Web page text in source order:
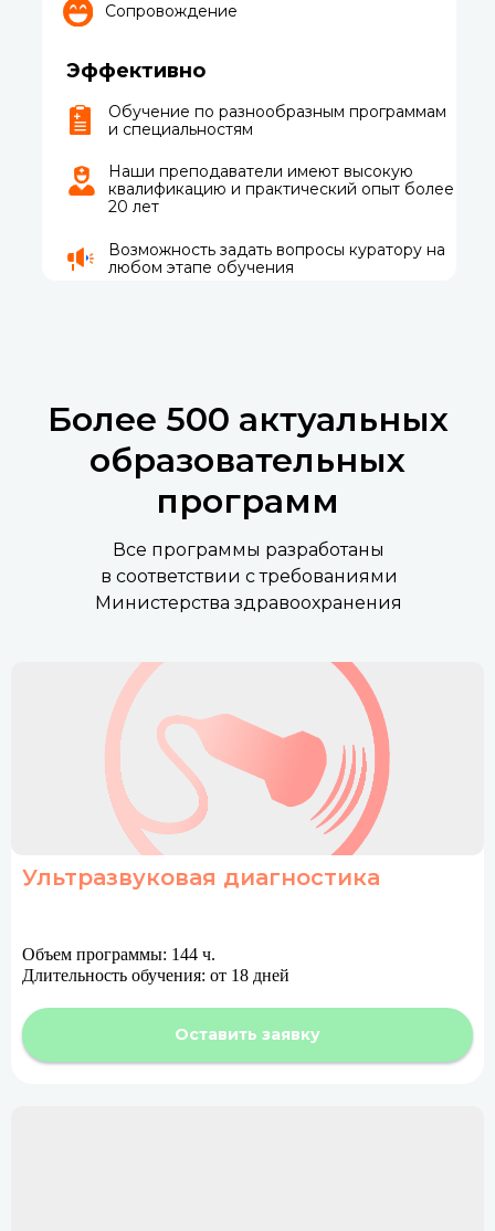
Возможность задать вопросы куратору на
любом этапе обучения
Сопровождение
Обучение по разнообразным программам
и специальностям
Эффективно
Наши преподаватели имеют высокую
квалификацию и практический опыт более
20 лет
Более 500 актуальных
образовательных
программ
Все программы разработаны
в соответствии с требованиями
Министерства здравоохранения
Ультразвуковая диагностика
Объем программы: 144 ч.
Длительность обучения: от 18 дней
Оставить заявку